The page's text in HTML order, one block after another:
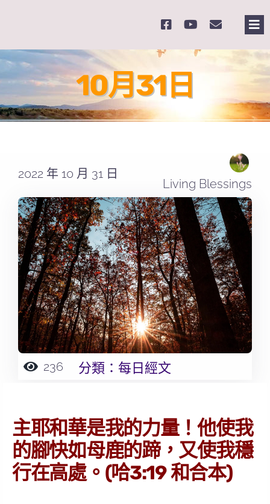
content
10月31日
2022 年 10 月 31 日
Living Blessings
236 分類： 每日經文
主耶和華是我的力量！他使我
的腳快如母鹿的蹄，又使我穩
行在高處。(哈3:19 和合本)